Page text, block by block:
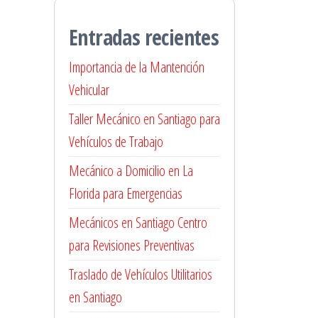
Entradas recientes
Importancia de la Mantención
Vehicular
Taller Mecánico en Santiago para
Vehículos de Trabajo
Mecánico a Domicilio en La
Florida para Emergencias
Mecánicos en Santiago Centro
para Revisiones Preventivas
Traslado de Vehículos Utilitarios
en Santiago